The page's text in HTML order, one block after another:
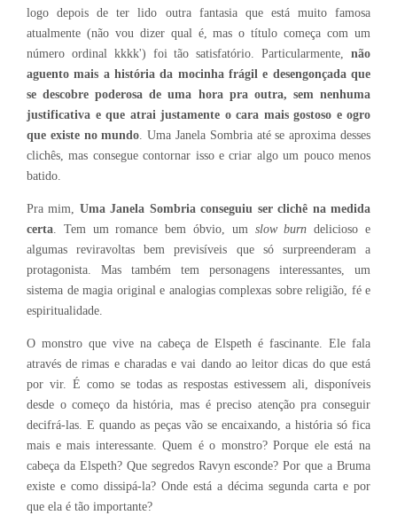
logo depois de ter lido outra fantasia que está muito famosa
atualmente (não vou dizer qual é, mas o título começa com um
número ordinal kkkk') foi tão satisfatório. Particularmente, não
aguento mais a história da mocinha frágil e desengonçada que
se descobre poderosa de uma hora pra outra, sem nenhuma
justificativa e que atrai justamente o cara mais gostoso e ogro
que existe no mundo . Uma Janela Sombria até se aproxima desses
clichês, mas consegue contornar isso e criar algo um pouco menos
batido.
Pra mim, Uma Janela Sombria conseguiu ser clichê na medida
certa . Tem um romance bem óbvio, um slow burn delicioso e
algumas reviravoltas bem previsíveis que só surpreenderam a
protagonista. Mas também tem personagens interessantes, um
sistema de magia original e analogias complexas sobre religião, fé e
espiritualidade.
O monstro que vive na cabeça de Elspeth é fascinante. Ele fala
através de rimas e charadas e vai dando ao leitor dicas do que está
por vir. É como se todas as respostas estivessem ali, disponíveis
desde o começo da história, mas é preciso atenção pra conseguir
decifrá-las. E quando as peças vão se encaixando, a história só fica
mais e mais interessante. Quem é o monstro? Porque ele está na
cabeça da Elspeth? Que segredos Ravyn esconde? Por que a Bruma
existe e como dissipá-la? Onde está a décima segunda carta e por
que ela é tão importante?